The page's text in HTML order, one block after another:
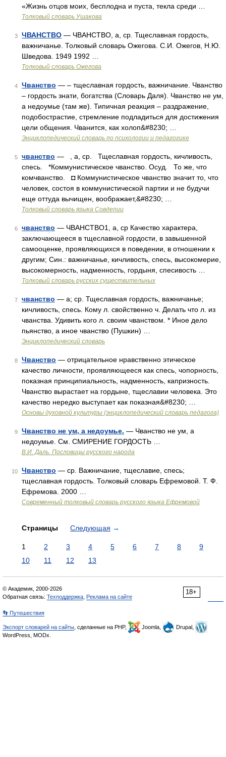
«Жизнь отцов моих, бесплодна и пуста, текла среди …
Толковый словарь Ушакова
3 ЧВАНСТВО — ЧВАНСТВО, а, ср. Тщеславная гордость,
важничанье. Толковый словарь Ожегова. С.И. Ожегов, Н.Ю.
Шведова. 1949 1992 …
Толковый словарь Ожегова
4 Чванство — – тщеславная гордость, важничание. Чванство
– гордость знати, богатства (Словарь Даля). Чванство не ум,
а недоумье (там же). Типичная реакция – раздражение,
подобострастие, стремление подладиться для достижения
цели общения. Чванится, как холоп&#8230; …
Энциклопедический словарь по психологии и педагогике
5 чванство — , а, ср. Тщеславная гордость, кичливость,
спесь. *Коммунистическое чванство. Осуд. То же, что
комчванство. ◘ Коммунистическое чванство значит то, что
человек, состоя в коммунистической партии и не будучи
еще оттуда вычищен, воображает,&#8230; …
Толковый словарь языка Совдепии
6 чванство — ЧВАНСТВО1, а, ср Качество характера,
заключающееся в тщеславной гордости, в завышенной
самооценке, проявляющихся в поведении, в отношении к
другим; Син.: важничанье, кичливость, спесь, высокомерие,
высокомерность, надменность, гордыня, спесивость …
Толковый словарь русских существительных
7 чванство — а; ср. Тщеславная гордость, важничанье;
кичливость, спесь. Кому л. свойственно ч. Делать что л. из
чванства. Удивить кого л. своим чванством. * Иное дело
пьянство, а иное чванство (Пушкин) …
Энциклопедический словарь
8 Чванство — отрицательное нравственно этическое
качество личности, проявляющееся как спесь, чопорность,
показная принципиальность, надменность, капризность.
Чванство вырастает на гордыне, тщеславии человека. Это
качество нередко выступает как показная&#8230; …
Основы духовной культуры (энциклопедический словарь педагога)
9 Чванство не ум, а недоумье. — Чванство не ум, а
недоумье. См. СМИРЕНИЕ ГОРДОСТЬ …
В.И. Даль. Пословицы русского народа
10 Чванство — ср. Важничание, тщеславие, спесь;
тщеславная гордость. Толковый словарь Ефремовой. Т. Ф.
Ефремова. 2000 …
Современный толковый словарь русского языка Ефремовой
Страницы Следующая →
1 2 3 4 5 6 7 8
9
10
11 12 13
18+
© Академик, 2000-2026
Обратная связь: Техподдержка Реклама на сайте
👣 Путешествия
Экспорт словарей на сайты , сделанные на PHP, Joomla,
Drupal,
WordPress, MODx.